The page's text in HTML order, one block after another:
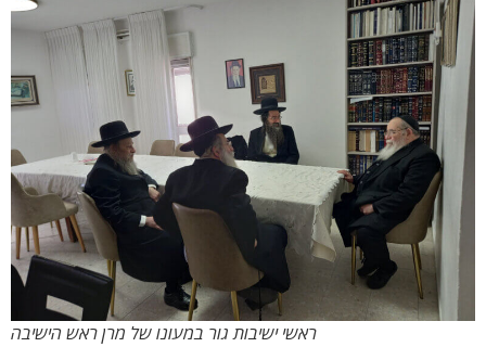
ראשי ישיבות גור במעונו של מרן ראש הישיבה